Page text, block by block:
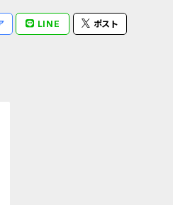
LINE ポスト